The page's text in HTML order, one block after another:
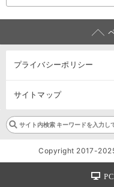
プライバシーポリシー
サイトマップ
Copyright 2017-